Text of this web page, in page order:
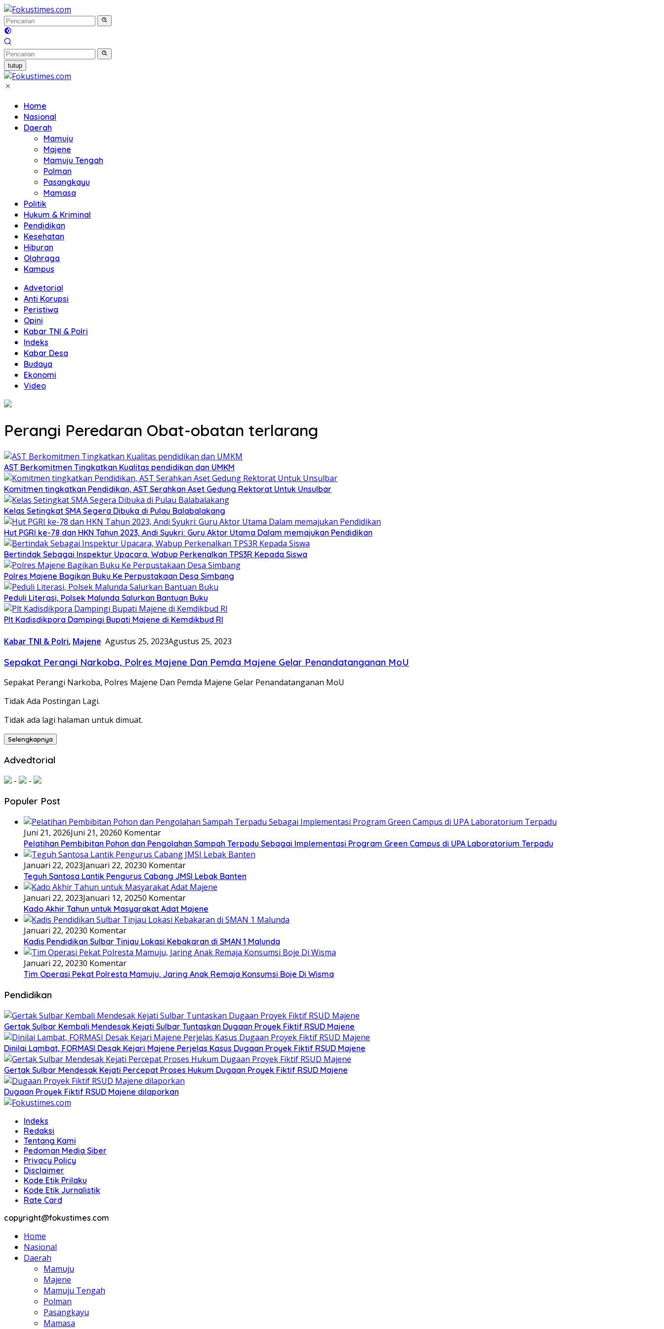
Langsung
ke
konten
tutup
Home
Nasional
Daerah
Mamuju
Majene
Mamuju Tengah
Polman
Pasangkayu
Mamasa
Politik
Hukum & Kriminal
Pendidikan
Kesehatan
Hiburan
Olahraga
Kampus
Advetorial
Anti Korupsi
Peristiwa
Opini
Kabar TNI & Polri
Indeks
Kabar Desa
Budaya
Ekonomi
Video
Perangi Peredaran Obat-obatan terlarang
AST Berkomitmen Tingkatkan Kualitas pendidikan dan UMKM
Komitmen tingkatkan Pendidikan, AST Serahkan Aset Gedung Rektorat Untuk Unsulbar
Kelas Setingkat SMA Segera Dibuka di Pulau Balabalakang
Hut PGRI ke-78 dan HKN Tahun 2023, Andi Syukri: Guru Aktor Utama Dalam memajukan Pendidikan
Bertindak Sebagai Inspektur Upacara, Wabup Perkenalkan TPS3R Kepada Siswa
Polres Majene Bagikan Buku Ke Perpustakaan Desa Simbang
Peduli Literasi, Polsek Malunda Salurkan Bantuan Buku
Plt Kadisdikpora Dampingi Bupati Majene di Kemdikbud RI
Kabar TNI & Polri, Majene Agustus 25, 2023Agustus 25, 2023
Sepakat Perangi Narkoba, Polres Majene Dan Pemda Majene Gelar Penandatanganan MoU
Sepakat Perangi Narkoba, Polres Majene Dan Pemda Majene Gelar Penandatanganan MoU
Tidak Ada Postingan Lagi.
Tidak ada lagi halaman untuk dimuat.
Selengkapnya
Advedtorial
- -
Populer Post
Juni 21, 2026Juni 21, 20260 Komentar
Pelatihan Pembibitan Pohon dan Pengolahan Sampah Terpadu Sebagai Implementasi Program Green Campus di UPA Laboratorium Terpadu
Januari 22, 2023Januari 22, 20230 Komentar
Teguh Santosa Lantik Pengurus Cabang JMSI Lebak Banten
Januari 22, 2023Januari 12, 20250 Komentar
Kado Akhir Tahun untuk Masyarakat Adat Majene
Januari 22, 20230 Komentar
Kadis Pendidikan Sulbar Tinjau Lokasi Kebakaran di SMAN 1 Malunda
Januari 22, 20230 Komentar
Tim Operasi Pekat Polresta Mamuju, Jaring Anak Remaja Konsumsi Boje Di Wisma
Pendidikan
Gertak Sulbar Kembali Mendesak Kejati Sulbar Tuntaskan Dugaan Proyek Fiktif RSUD Majene
Dinilai Lambat, FORMASI Desak Kejari Majene Perjelas Kasus Dugaan Proyek Fiktif RSUD Majene
Gertak Sulbar Mendesak Kejati Percepat Proses Hukum Dugaan Proyek Fiktif RSUD Majene
Dugaan Proyek Fiktif RSUD Majene dilaporkan
Indeks
Redaksi
Tentang Kami
Pedoman Media Siber
Privacy Policy
Disclaimer
Kode Etik Prilaku
Kode Etik Jurnalistik
Rate Card
copyright@fokustimes.com
Home
Nasional
Daerah
Mamuju
Majene
Mamuju Tengah
Polman
Pasangkayu
Mamasa